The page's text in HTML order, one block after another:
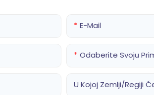
E-Mail
Odaberite Svoju
U Kojoj Zemlji/regiji